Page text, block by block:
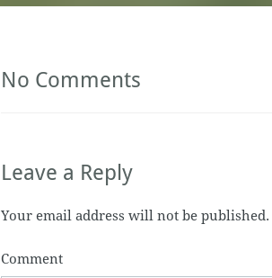
No Comments
Leave a Reply
Your email address will not be published.
Comment